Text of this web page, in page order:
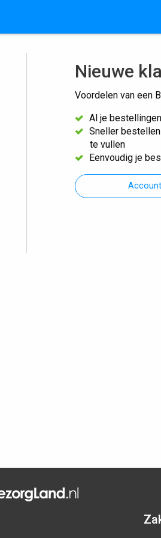
Nieuwe
Voordelen van een
Al je
Sneller
te vullen
Eenvoudig je